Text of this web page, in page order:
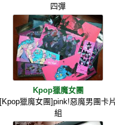
四彈
Kpop獵魔女團
[Kpop獵魔女團]pink!惡魔男團卡片
組